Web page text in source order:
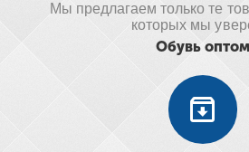
Мы предлагаем только те
которых мы
Обувь оптом